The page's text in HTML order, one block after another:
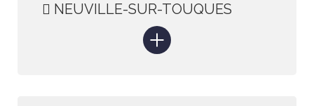
NEUVILLE-SUR-TOUQUES